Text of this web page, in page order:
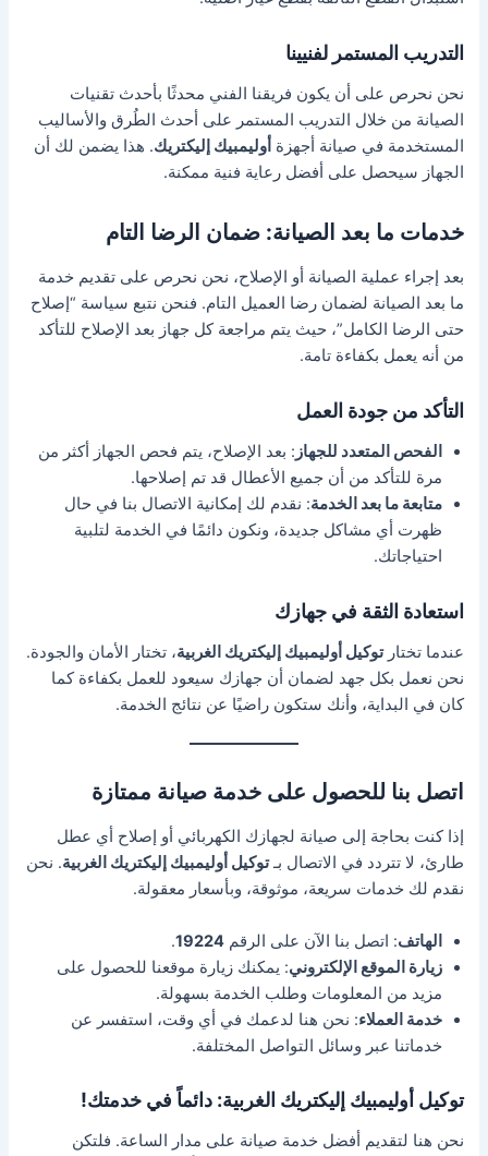
التدريب المستمر لفنيينا
نحن نحرص على أن يكون فريقنا الفني محدثًا بأحدث تقنيات
الصيانة من خلال التدريب المستمر على أحدث الطُرق والأساليب
المستخدمة في صيانة أجهزة أوليمبيك إليكتريك. هذا يضمن لك أن
الجهاز سيحصل على أفضل رعاية فنية ممكنة.
خدمات ما بعد الصيانة: ضمان الرضا التام
بعد إجراء عملية الصيانة أو الإصلاح، نحن نحرص على تقديم خدمة
ما بعد الصيانة لضمان رضا العميل التام. فنحن نتبع سياسة “إصلاح
حتى الرضا الكامل”، حيث يتم مراجعة كل جهاز بعد الإصلاح للتأكد
من أنه يعمل بكفاءة تامة.
التأكد من جودة العمل
الفحص المتعدد للجهاز : بعد الإصلاح، يتم فحص الجهاز أكثر من
مرة للتأكد من أن جميع الأعطال قد تم إصلاحها.
متابعة ما بعد الخدمة: نقدم لك إمكانية الاتصال بنا في حال
ظهرت أي مشاكل جديدة، ونكون دائمًا في الخدمة لتلبية
احتياجاتك.
استعادة الثقة في جهازك
عندما تختارتوكيل أوليمبيك إليكتريك الغربية، تختار الأمان والجودة.
نحن نعمل بكل جهد لضمان أن جهازك سيعود للعمل بكفاءة كما
كان في البداية، وأنك ستكون راضيًا عن نتائج الخدمة.
اتصل بنا للحصول على خدمة صيانة ممتازة
إذا كنت بحاجة إلى صيانة لجهازك الكهربائي أو إصلاح أي عطل
طارئ، لا تتردد في الاتصال بـتوكيل أوليمبيك إليكتريك الغربية. نحن
نقدم لك خدمات سريعة، موثوقة، وبأسعار معقولة.
الهاتف: اتصل بنا الآن على الرقم19224
.
زيارة الموقع الإلكتروني: يمكنك زيارة موقعنا للحصول على
مزيد من المعلومات وطلب الخدمة بسهولة.
خدمة العملاء: نحن هنا لدعمك في أي وقت، استفسر عن
خدماتنا عبر وسائل التواصل المختلفة.
توكيل أوليمبيك إليكتريك الغربية: دائماً في خدمتك!
نحن هنا لتقديم أفضل خدمة صيانة على مدار الساعة. فلتكن